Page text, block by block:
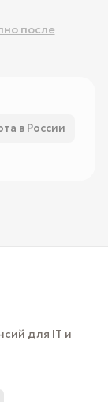
после
в России
для IT и